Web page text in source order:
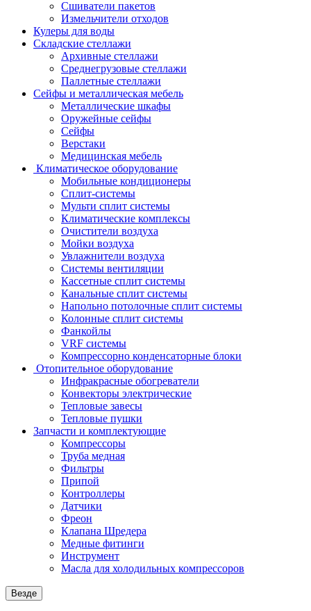
Сшиватели пакетов
Измельчители отходов
Кулеры для воды
Складские стеллажи
Архивные стеллажи
Среднегрузовые стеллажи
Паллетные стеллажи
Сейфы и металлическая мебель
Металлические шкафы
Оружейные сейфы
Сейфы
Верстаки
Медицинская мебель
Климатическое оборудование
Мобильные кондиционеры
Сплит-системы
Мульти сплит системы
Климатические комплексы
Очистители воздуха
Мойки воздуха
Увлажнители воздуха
Системы вентиляции
Кассетные сплит системы
Канальные сплит системы
Напольно потолочные сплит системы
Колонные сплит системы
Фанкойлы
VRF системы
Компрессорно конденсаторные блоки
Отопительное оборудование
Инфракрасные обогреватели
Конвекторы электрические
Тепловые завесы
Тепловые пушки
Запчасти и комплектующие
Компрессоры
Труба медная
Фильтры
Припой
Контроллеры
Датчики
Фреон
Клапана Шредера
Медные фитинги
Инструмент
Масла для холодильных компрессоров
Везде